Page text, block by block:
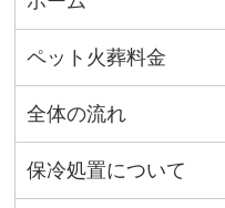
ペット火葬料金
全体の流れ
保冷処置について